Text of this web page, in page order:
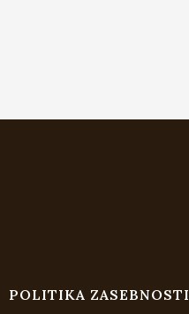
POLITIKA ZASEBNOSTI